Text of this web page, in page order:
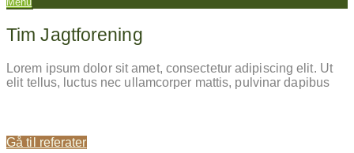
Tim Jagtforening
Lorem ipsum dolor sit amet, consectetur adipiscing elit. Ut
elit tellus, luctus nec ullamcorper mattis, pulvinar dapibus
Gå til referater